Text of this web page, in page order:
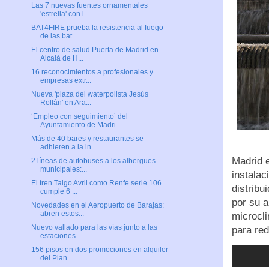
Madrid
por su
para
Las 7 nuevas fuentes ornamentales
'estrella' con l...
BAT4FIRE prueba la resistencia al fuego
de las bat...
El centro de salud Puerta de Madrid en
Alcalá de H...
16 reconocimientos a profesionales y
empresas extr...
Nueva 'plaza del waterpolista Jesús
Rollán' en Ara...
‘Empleo con seguimiento’ del
Ayuntamiento de Madri...
Más de 40 bares y restaurantes se
adhieren a la in...
2 líneas de autobuses a los albergues
municipales:...
El tren Talgo Avril como Renfe serie 106
cumple 6 ...
Novedades en el Aeropuerto de Barajas:
abren estos...
Nuevo vallado para las vías junto a las
estaciones...
156 pisos en dos promociones en alquiler
del Plan ...